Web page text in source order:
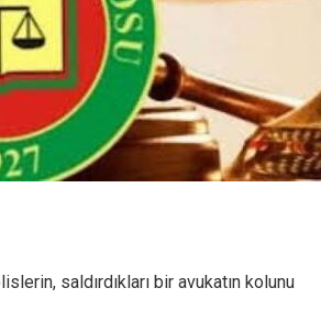
saldırdıkları bir avukatın kolunu